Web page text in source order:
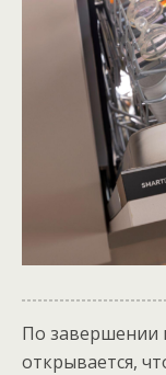
По завершении
открывается,